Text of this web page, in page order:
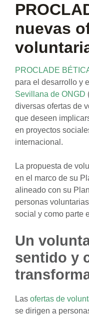
nuevas
PROCLADE
para el desarrollo y
Sevillana de ONGD
diversas ofertas de
que deseen
en proyectos
internacional.
La propuesta de
en el marco de su
alineado con su
personas
social y como parte
Un
sentido y
Las ofertas de
se dirigen a